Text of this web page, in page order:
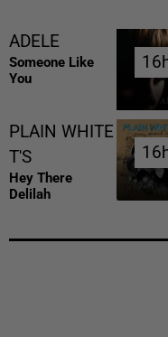
ADELE
Someone Like
You
PLAIN WHITE
T'S
Hey There
Delilah